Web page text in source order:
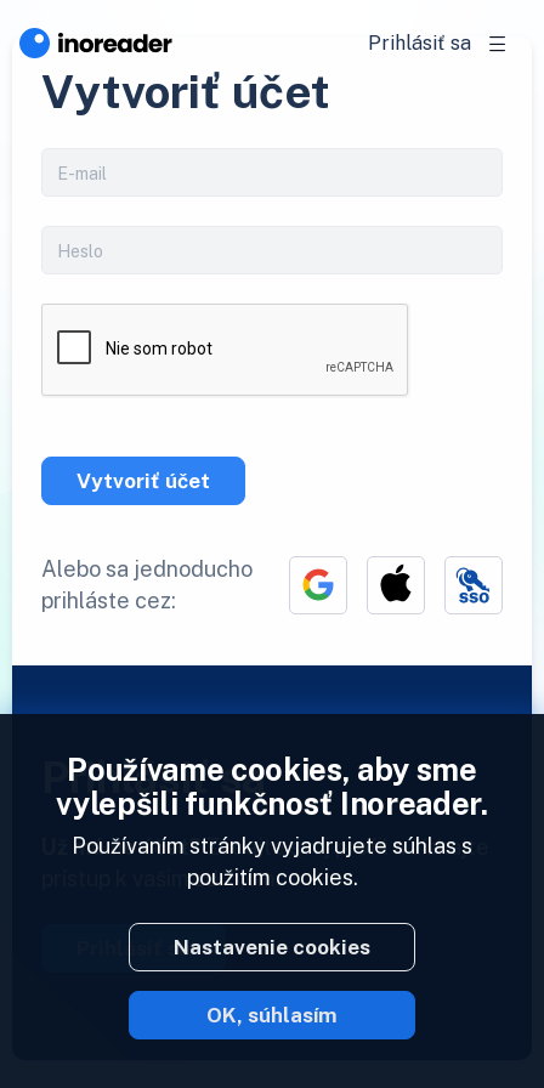
Prihlásiť sa
Vytvoriť účet
Vytvoriť účet
Alebo sa jednoducho
prihláste cez:
Prihlásiť sa
Už máme účet?Zadajte svoj profil a získajte
prístup k vašim zdrojom.
Prihlásiť sa
2023 © Inoreader
Používame cookies, aby sme
vylepšili funkčnosť Inoreader.
Používaním stránky vyjadrujete súhlas s
použitím cookies.
Nastavenie cookies
OK, súhlasím